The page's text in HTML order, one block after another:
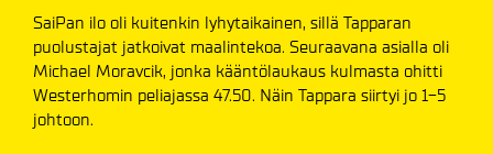
SaiPan ilo oli kuitenkin lyhytaikainen, sillä Tapparan
puolustajat jatkoivat maalintekoa. Seuraavana asialla oli
Michael Moravcik, jonka kääntölaukaus kulmasta ohitti
Westerhomin peliajassa 47.50. Näin Tappara siirtyi jo 1-5
johtoon.